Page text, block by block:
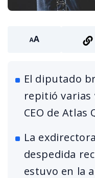
El diputado
repitió varias
CEO de Atlas
La
despedida
estuvo en la